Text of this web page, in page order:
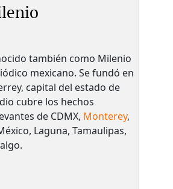
también como Milenio
mexicano. Se fundó en
capital del estado de
cubre los hechos
de CDMX, Monterey,
Laguna, Tamaulipas,